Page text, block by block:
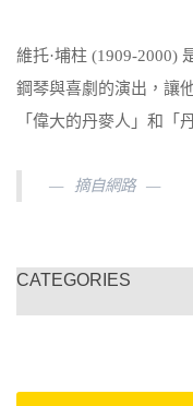
維托·埔柱 (1909-2000)
鋼琴與喜劇的演出，讓
「偉大的丹麥人」和「
摘自網路
CATEGORIES